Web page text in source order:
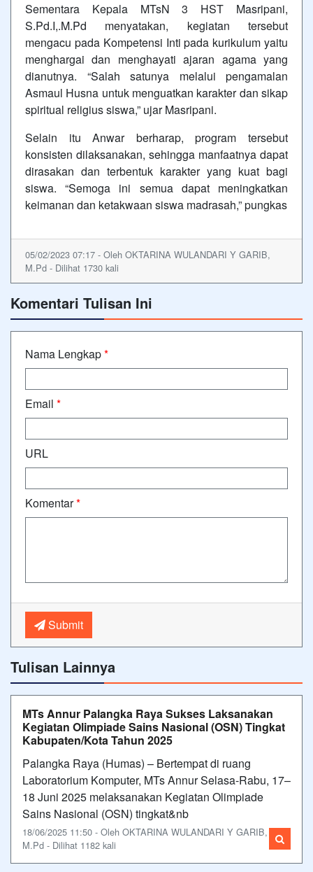
Sementara Kepala MTsN 3 HST Masripani,
S.Pd.I,.M.Pd menyatakan, kegiatan tersebut
mengacu pada Kompetensi Inti pada kurikulum yaitu
menghargai dan menghayati ajaran agama yang
dianutnya. “Salah satunya melalui pengamalan
Asmaul Husna untuk menguatkan karakter dan sikap
spiritual religius siswa,” ujar Masripani.
Selain itu Anwar berharap, program tersebut
konsisten dilaksanakan, sehingga manfaatnya dapat
dirasakan dan terbentuk karakter yang kuat bagi
siswa. “Semoga ini semua dapat meningkatkan
keimanan dan ketakwaan siswa madrasah,” pungkas
05/02/2023 07:17 - Oleh OKTARINA WULANDARI Y GARIB,
M.Pd - Dilihat 1730 kali
Komentari Tulisan Ini
Nama Lengkap*
Email *
URL
Komentar*
Submit
Tulisan Lainnya
MTs Annur Palangka Raya Sukses Laksanakan
Kegiatan Olimpiade Sains Nasional (OSN) Tingkat
Kabupaten/Kota Tahun 2025
Palangka Raya (Humas) – Bertempat di ruang
Laboratorium Komputer, MTs Annur Selasa-Rabu, 17–
18 Juni 2025 melaksanakan Kegiatan Olimpiade
Sains Nasional (OSN) tingkat&nb
18/06/2025 11:50 - Oleh OKTARINA WULANDARI Y GARIB,
M.Pd - Dilihat 1182 kali